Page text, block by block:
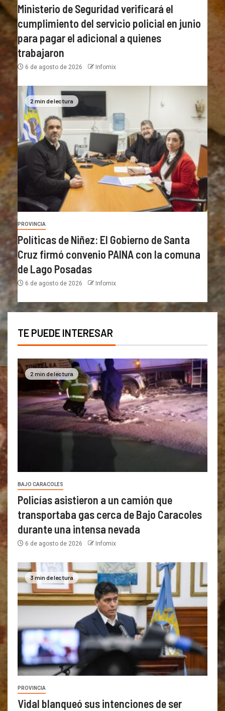
Ministerio de Seguridad verificará el
cumplimiento del servicio policial en junio
para pagar el adicional a quienes
trabajaron
6 de agosto de 2026 Infomix
2 min de lectura
PROVINCIA
Políticas de Niñez: El Gobierno de Santa
Cruz firmó convenio PAINA con la comuna
de Lago Posadas
6 de agosto de 2026 Infomix
TE PUEDE INTERESAR
2 min de lectura
BAJO CARACOLES
Policías asistieron a un camión que
transportaba gas cerca de Bajo Caracoles
durante una intensa nevada
6 de agosto de 2026 Infomix
3 min de lectura
PROVINCIA
Vidal blanqueó sus intenciones de ser